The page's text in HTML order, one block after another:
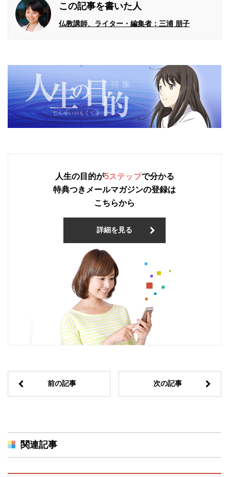
この記事を書いた人
仏教講師、ライター・編集者：三浦 朋子
人生の目的が5ステップで分かる
特典つきメールマガジンの登録は
こちらから
詳細を見る
前の記事 次の記事
関連記事